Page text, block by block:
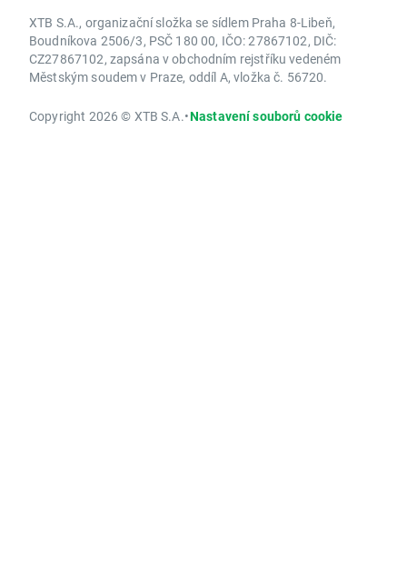
XTB S.A., organizační složka se sídlem Praha 8-Libeň,
Boudníkova 2506/3, PSČ 180 00, IČO: 27867102, DIČ:
CZ27867102, zapsána v obchodním rejstříku vedeném
Městským soudem v Praze, oddíl A, vložka č. 56720.
Copyright 2026 © XTB S.A.•Nastavení souborů cookie